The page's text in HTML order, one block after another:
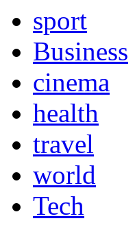
sport
Business
cinema
health
travel
world
Tech